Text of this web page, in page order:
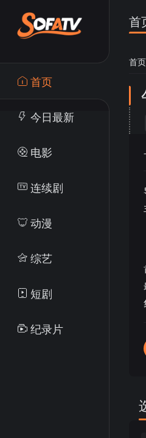
首页
今日最新
电影
连续剧
动漫
综艺
短剧
纪录片
首
首页